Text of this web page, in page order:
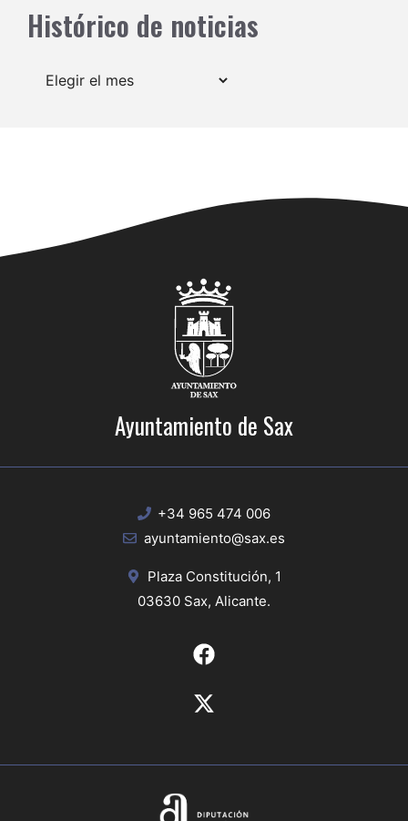
Histórico de noticias
Archivos
Ayuntamiento de Sax
+34 965 474 006
ayuntamiento@sax.es
Plaza Constitución, 1
03630 Sax, Alicante.